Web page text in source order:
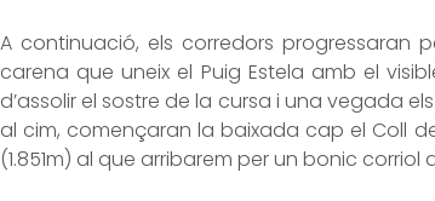
A continuació, els corredors progressaran
carena que uneix el Puig Estela amb el
d’assolir el sostre de la cursa i una vegada
al cim, començaran la baixada cap el Coll
(1.851m) al que arribarem per un bonic corriol